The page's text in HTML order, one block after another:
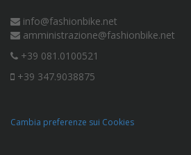
info@fashionbike.net
amministrazione@fashionbike.net
+39 081.0100521
+39 347.9038875
Cambia preferenze sui Cookies